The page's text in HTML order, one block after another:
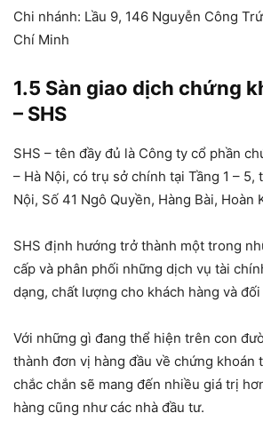
Chi nhánh: Lầu 9, 146 Nguyễn Công
Chí Minh
1.5 Sàn giao dịch chứng
– SHS
SHS – tên đầy đủ là Công ty cổ phần
– Hà Nội, có trụ sở chính tại Tầng 1 – 5,
Nội, Số 41 Ngô Quyền, Hàng Bài, Hoàn
SHS định hướng trở thành một trong
cấp và phân phối những dịch vụ tài
dạng, chất lượng cho khách hàng và đối
Với những gì đang thể hiện trên con
thành đơn vị hàng đầu về chứng khoán
chắc chắn sẽ mang đến nhiều giá trị
hàng cũng như các nhà đầu tư.